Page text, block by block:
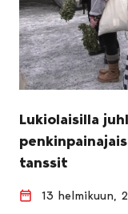
Lukiolaisilla
tanssit
13 helmikuun,